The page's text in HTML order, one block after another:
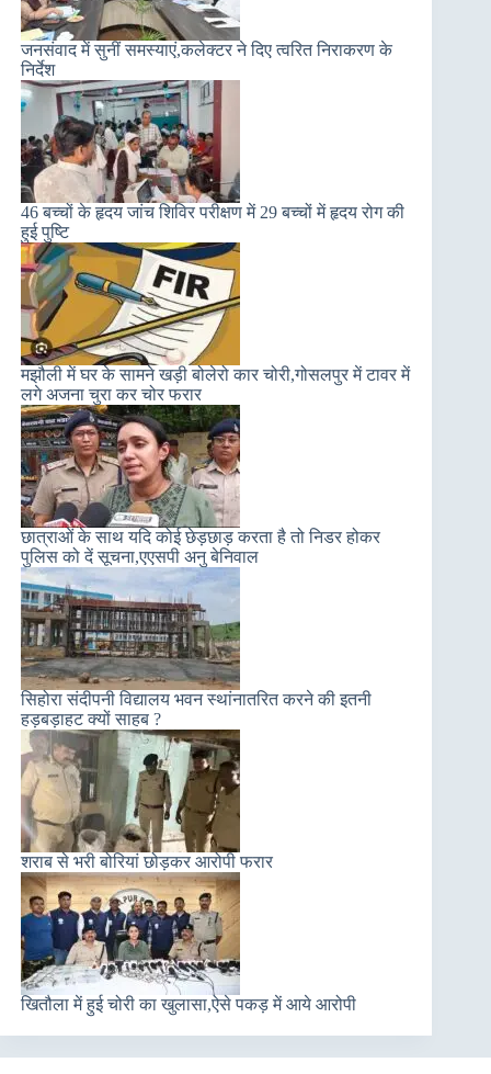
जनसंवाद में सुनीं समस्याएं,कलेक्टर ने दिए त्वरित निराकरण के
निर्देश
46 बच्चों के हृदय जांच शिविर परीक्षण में 29 बच्चों में हृदय रोग की
हुई पुष्टि
मझौली में घर के सामने खड़ी बोलेरो कार चोरी,गोसलपुर में टावर में
लगे अजना चुरा कर चोर फरार
छात्राओं के साथ यदि कोई छेड़छाड़ करता है तो निडर होकर
पुलिस को दें सूचना,एएसपी अनु बेनिवाल
सिहोरा संदीपनी विद्यालय भवन स्थांनातरित करने की इतनी
हड़बड़ाहट क्यों साहब ?
शराब से भरी बोरियां छोड़कर आरोपी फरार
खितौला में हुई चोरी का खुलासा,ऐसे पकड़ में आये आरोपी